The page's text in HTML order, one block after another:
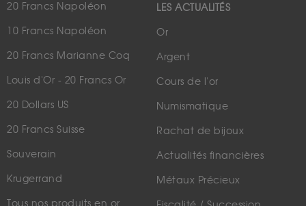
20 Francs Napoléon
10 Francs Napoléon
20 Francs Marianne Coq
Louis d'Or - 20 Francs Or
20 Dollars US
20 Francs Suisse
Souverain
Krugerrand
LES ACTUALITÉS
Or
Argent
Cours de l'or
Numismatique
Rachat de bijoux
Actualités financières
Métaux Précieux